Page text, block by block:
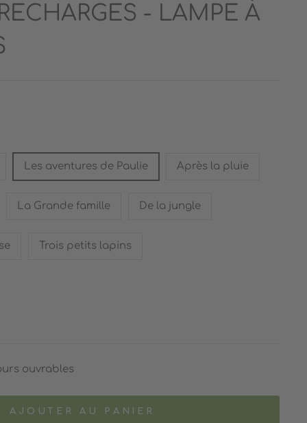
- LAMPE À
Les aventures de Paulie Après la pluie
La Grande famille De la jungle
Trois petits lapins
ouvrables
AJOUTER AU PANIER